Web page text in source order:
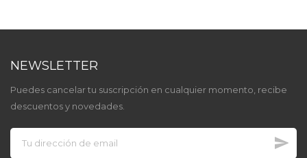
NEWSLETTER
Puedes cancelar tu suscripción en cualquier momento, recibe
descuentos y novedades.